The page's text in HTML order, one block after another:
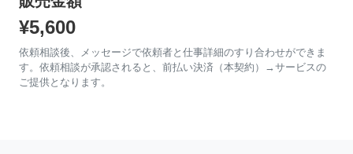
¥5,600
依頼相談後、メッセージで依頼者と仕事詳細のすり合わせができま
す。依頼相談が承認されると、前払い決済（本契約）→サービスの
ご提供となります。